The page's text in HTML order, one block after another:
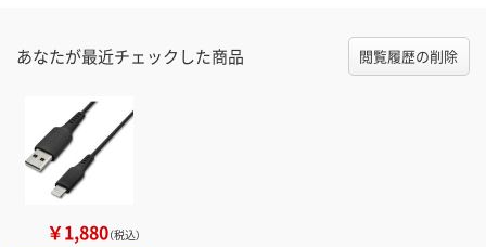
あなたが最近チェックした商品 閲覧履歴の削除
￥1,880（税込）